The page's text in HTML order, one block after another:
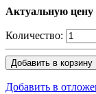
Актуальную цену
Количество:
Добавить в корзину
Добавить в